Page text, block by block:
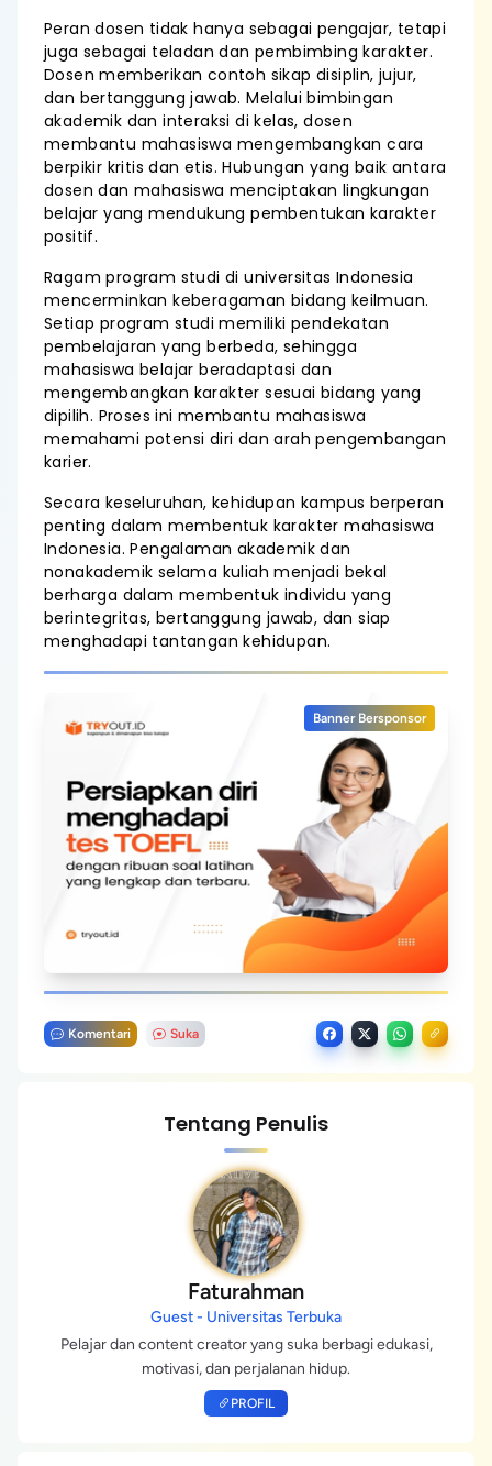
Peran dosen tidak hanya sebagai pengajar, tetapi
juga sebagai teladan dan pembimbing karakter.
Dosen memberikan contoh sikap disiplin, jujur,
dan bertanggung jawab. Melalui bimbingan
akademik dan interaksi di kelas, dosen
membantu mahasiswa mengembangkan cara
berpikir kritis dan etis. Hubungan yang baik antara
dosen dan mahasiswa menciptakan lingkungan
belajar yang mendukung pembentukan karakter
positif.
Ragam program studi di universitas Indonesia
mencerminkan keberagaman bidang keilmuan.
Setiap program studi memiliki pendekatan
pembelajaran yang berbeda, sehingga
mahasiswa belajar beradaptasi dan
mengembangkan karakter sesuai bidang yang
dipilih. Proses ini membantu mahasiswa
memahami potensi diri dan arah pengembangan
karier.
Secara keseluruhan, kehidupan kampus berperan
penting dalam membentuk karakter mahasiswa
Indonesia. Pengalaman akademik dan
nonakademik selama kuliah menjadi bekal
berharga dalam membentuk individu yang
berintegritas, bertanggung jawab, dan siap
menghadapi tantangan kehidupan.
Banner Bersponsor
Komentari Suka
Tentang Penulis
Faturahman
Guest - Universitas Terbuka
Pelajar dan content creator yang suka berbagi edukasi,
motivasi, dan perjalanan hidup.
PROFIL